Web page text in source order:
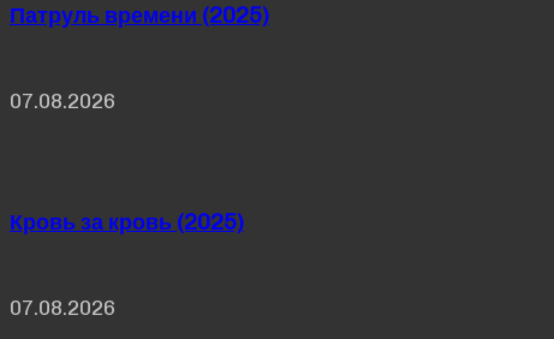
Патруль времени (2025)
07.08.2026
Кровь за кровь (2025)
07.08.2026